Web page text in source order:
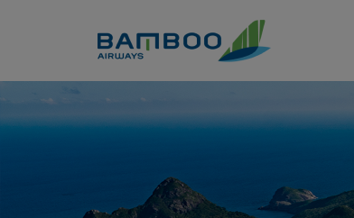
Côn Đảo - Bamboo Airways